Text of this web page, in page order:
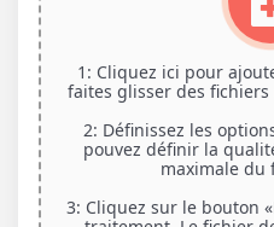
1: Cliquez ici pour
faites glisser des
2: Définissez les
pouvez définir la
maximale du
3: Cliquez sur le bouton